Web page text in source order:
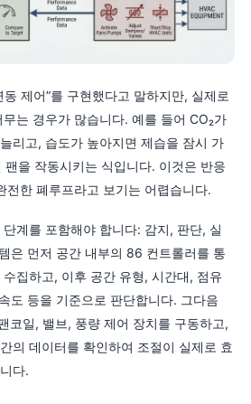
제어”를 구현했다고 말하지만, 실제로
는 경우가 많습니다. 예를 들어 CO₂가
리고, 습도가 높아지면 제습을 잠시 가
팬을 작동시키는 식입니다. 이것은 반응
전한 폐루프라고 보기는 어렵습니다.
계를 포함해야 합니다: 감지, 판단, 실
은 먼저 공간 내부의 86 컨트롤러를 통
집하고, 이후 공간 유형, 시간대, 점유
도 등을 기준으로 판단합니다. 그다음
코일, 밸브, 풍량 제어 장치를 구동하고,
의 데이터를 확인하여 조절이 실제로 효
다.